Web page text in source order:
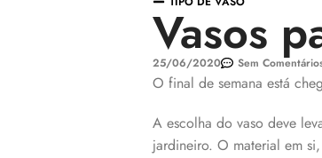
Vasos
25/06/2020 Sem
O final de semana está
A escolha do vaso deve
jardineiro. O material em